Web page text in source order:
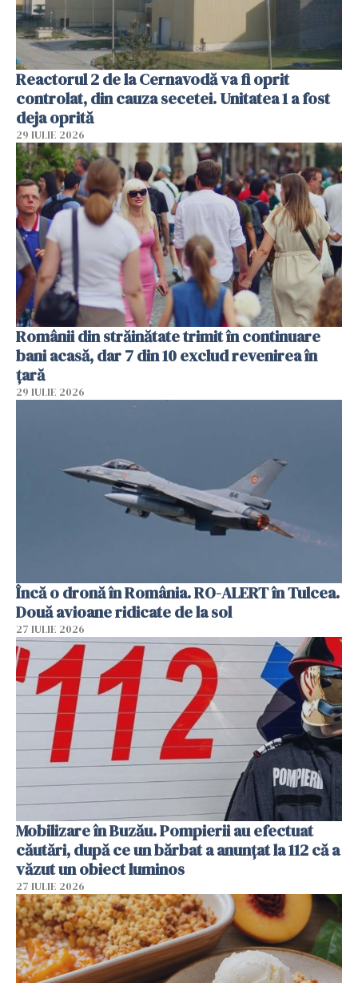
Reactorul 2 de la Cernavodă va fi oprit
controlat, din cauza secetei. Unitatea 1 a fost
deja oprită
29 IULIE 2026
Românii din străinătate trimit în continuare
bani acasă, dar 7 din 10 exclud revenirea în
țară
29 IULIE 2026
Încă o dronă în România. RO-ALERT în Tulcea.
Două avioane ridicate de la sol
27 IULIE 2026
Mobilizare în Buzău. Pompierii au efectuat
căutări, după ce un bărbat a anunțat la 112 că a
văzut un obiect luminos
27 IULIE 2026